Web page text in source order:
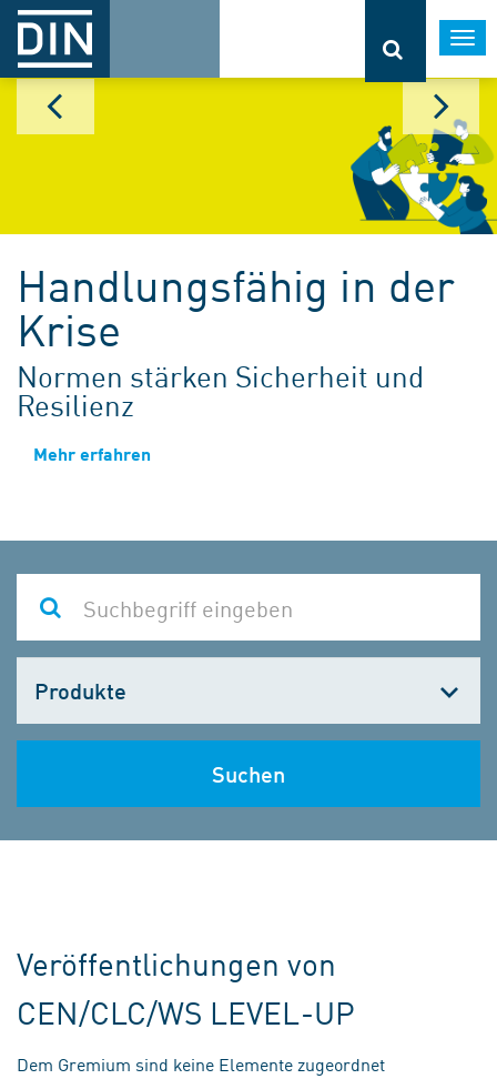
Handlungsfähig in der
Krise
Normen stärken Sicherheit und
Resilienz
Mehr erfahren
wählen
Suchen
Veröffentlichungen von
CEN/CLC/WS LEVEL-UP
Dem Gremium sind keine Elemente zugeordnet